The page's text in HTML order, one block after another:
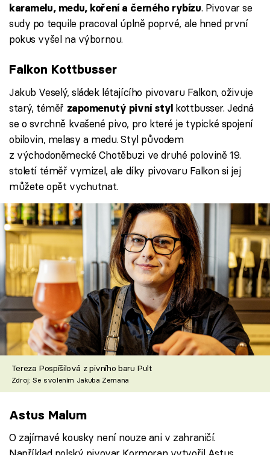
karamelu, medu, koření a černého rybízu. Pivovar se
sudy po tequile pracoval úplně poprvé, ale hned první
pokus vyšel na výbornou.
Falkon Kottbusser
Jakub Veselý, sládek létajícího pivovaru Falkon, oživuje
starý, téměř zapomenutý pivní stylkottbusser. Jedná
se o svrchně kvašené pivo, pro které je typické spojení
obilovin, melasy a medu. Styl původem
z východoněmecké Chotěbuzi ve druhé polovině 19.
století téměř vymizel, ale díky pivovaru Falkon si jej
můžete opět vychutnat.
Tereza Pospíšilová z pivního baru Pult
Zdroj: Se svolením Jakuba Zemana
Astus Malum
O zajímavé kousky není nouze ani v zahraničí.